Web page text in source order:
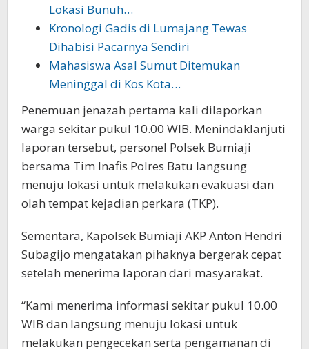
Lokasi Bunuh…
Kronologi Gadis di Lumajang Tewas
Dihabisi Pacarnya Sendiri
Mahasiswa Asal Sumut Ditemukan
Meninggal di Kos Kota…
Penemuan jenazah pertama kali dilaporkan
warga sekitar pukul 10.00 WIB. Menindaklanjuti
laporan tersebut, personel Polsek Bumiaji
bersama Tim Inafis Polres Batu langsung
menuju lokasi untuk melakukan evakuasi dan
olah tempat kejadian perkara (TKP).
Sementara, Kapolsek Bumiaji AKP Anton Hendri
Subagijo mengatakan pihaknya bergerak cepat
setelah menerima laporan dari masyarakat.
“Kami menerima informasi sekitar pukul 10.00
WIB dan langsung menuju lokasi untuk
melakukan pengecekan serta pengamanan di